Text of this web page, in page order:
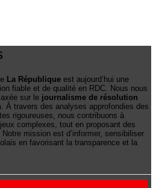
La République est aujourd’hui une
fiable et de qualité en RDC. Nous nous
sur le journalisme de résolution
. À travers des analyses approfondies des
rigoureuses, nous contribuons à
complexes, tout en proposant des
mission est d’informer, sensibiliser
en favorisant la transparence et la